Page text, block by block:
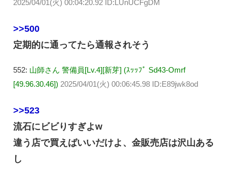
2025/04/01(火) 00:04:20.92 ID:LUnUCFgDM
>>500
定期的に通ってたら通報されそう
552: 山師さん 警備員[Lv.4][新芽] (ｽｯｯﾌﾟ Sd43-Omrf
[49.96.30.46]) 2025/04/01(火) 00:06:45.98 ID:E89jwk8od
>>523
流石にビビりすぎよw
違う店で買えばいいだけよ、金販売店は沢山ある
し